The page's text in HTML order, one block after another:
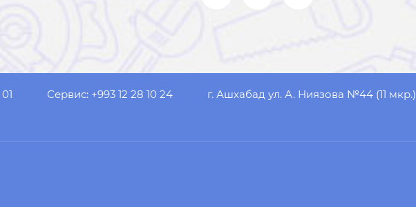
Сервис: +993 12 28 10 24 г. Ашхабад ул. А. Ниязова №44 (11 мкр.)